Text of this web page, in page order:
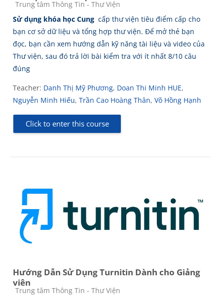
Course category
Trung tâm Thông Tin - Thư Viện
Sử dụng khóa học Cung cấp thư viện tiêu điểm cấp cho
bạn cơ sở dữ liệu và tổng hợp thư viện. Để mở thẻ bạn
đọc, bạn cần xem hướng dẫn kỹ năng tài liệu và video của
Thư viện, sau đó trả lời bài kiểm tra với ít nhất 8/10 câu
đúng
Teacher: Danh Thị Mỹ Phương, Doan Thi Minh HUE,
Nguyễn Minh Hiếu, Trần Cao Hoàng Thân, Võ Hồng Hạnh
Click to enter this course
Hướng Dẫn Sử Dụng Turnitin Dành cho Giảng
viên
Course category
Trung tâm Thông Tin - Thư Viện